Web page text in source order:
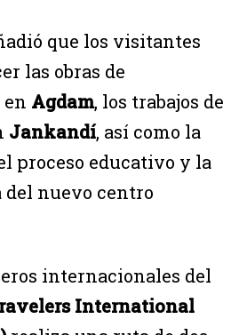
que los visitantes
las obras de
Agdam, los trabajos de
Jankandí, así como la
proceso educativo y la
nuevo centro
internacionales del
International